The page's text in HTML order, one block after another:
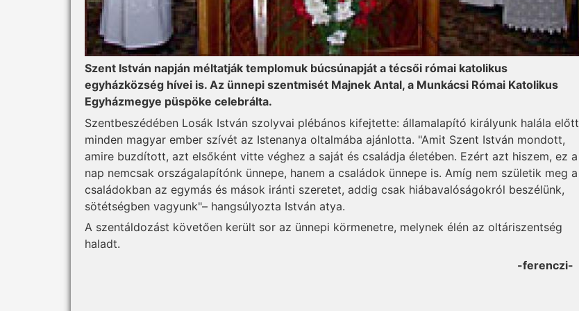
Szent István napján méltatják templomuk búcsúnapját a técsői római katolikus
egyházközség hívei is. Az ünnepi szentmisét Majnek Antal, a Munkácsi Római Katolikus
Egyházmegye püspöke celebrálta.
Szentbeszédében Losák István szolyvai plébános kifejtette: államalapító királyunk halála előtt
minden magyar ember szívét az Istenanya oltalmába ajánlotta. "Amit Szent István mondott,
amire buzdított, azt elsőként vitte véghez a saját és családja életében. Ezért azt hiszem, ez a
nap nemcsak országalapítónk ünnepe, hanem a családok ünnepe is. Amíg nem születik meg a
családokban az egymás és mások iránti szeretet, addig csak hiábavalóságokról beszélünk,
sötétségben vagyunk"– hangsúlyozta István atya.
A szentáldozást követően került sor az ünnepi körmenetre, melynek élén az oltáriszentség
haladt.
-ferenczi-